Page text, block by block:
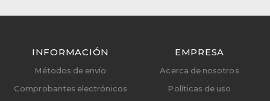
INFORMACIÓN
Métodos de envío
Comprobantes electrónicos
EMPRESA
Acerca de nosotros
Políticas de uso